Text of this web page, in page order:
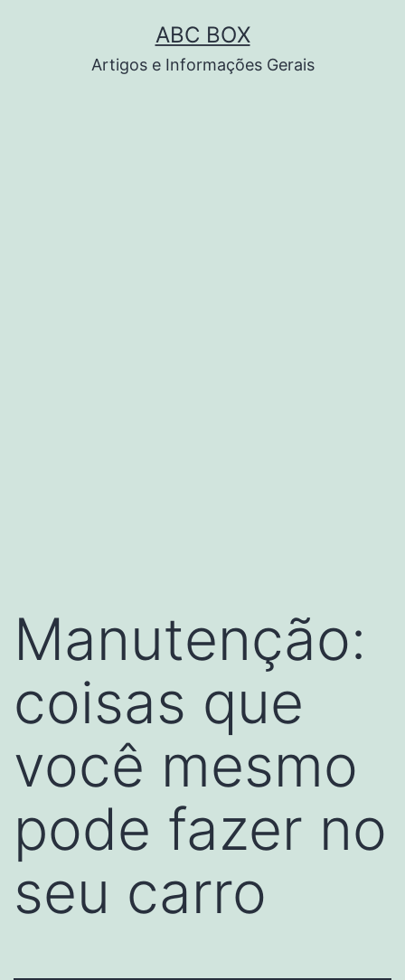
ABC BOX
Artigos e Informações Gerais
Manutenção:
coisas que
você mesmo
pode fazer no
seu carro